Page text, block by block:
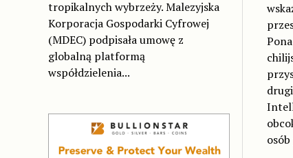
tropikalnych wybrzeży. Malezyjska
Korporacja Gospodarki Cyfrowej
(MDEC) podpisała umowę z
globalną platformą
współdzielenia...